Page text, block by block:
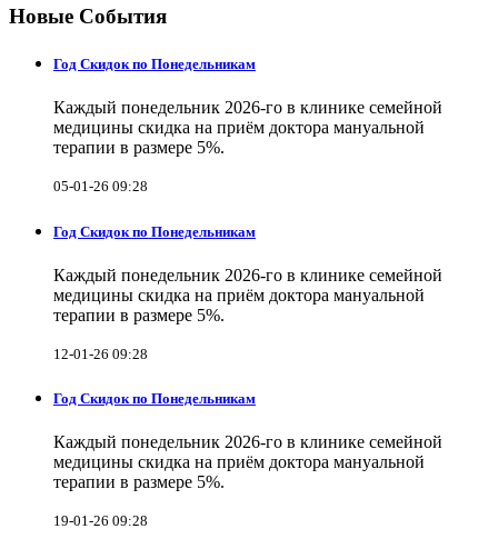
Новые События
Год Скидок по Понедельникам
Каждый понедельник 2026-го в клинике семейной
медицины скидка на приём доктора мануальной
терапии в размере 5%.
05-01-26 09:28
Год Скидок по Понедельникам
Каждый понедельник 2026-го в клинике семейной
медицины скидка на приём доктора мануальной
терапии в размере 5%.
12-01-26 09:28
Год Скидок по Понедельникам
Каждый понедельник 2026-го в клинике семейной
медицины скидка на приём доктора мануальной
терапии в размере 5%.
19-01-26 09:28